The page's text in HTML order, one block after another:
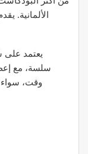
الألمانية.
يعتمد على
سلسة، مع
وقت، سواء